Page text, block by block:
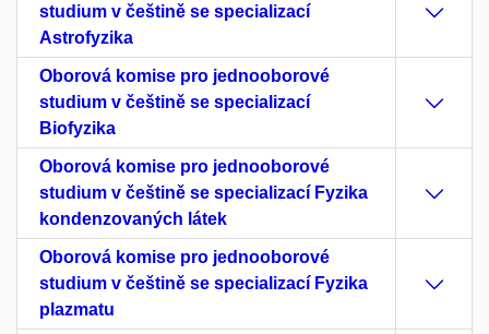
studium v češtině se specializací
Astrofyzika
Oborová komise pro jednooborové
studium v češtině se specializací
Biofyzika
Oborová komise pro jednooborové
studium v češtině se specializací Fyzika
kondenzovaných látek
Oborová komise pro jednooborové
studium v češtině se specializací Fyzika
plazmatu